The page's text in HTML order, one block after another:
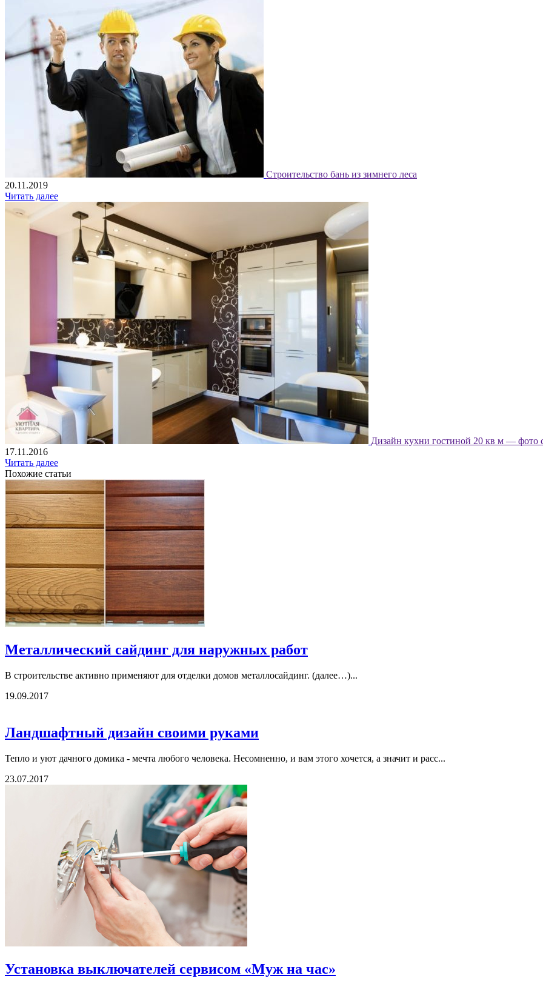
Строительство бань из зимнего леса
20.11.2019
Читать далее
Дизайн кухни гостиной 20 кв м — фото
17.11.2016
Читать далее
Похожие статьи
Металлический сайдинг для наружных работ
В строительстве активно применяют для отделки домов металлосайдинг. (далее…)...
19.09.2017
Ландшафтный дизайн своими руками
Тепло и уют дачного домика - мечта любого человека. Несомненно, и вам этого хочется, а значит и расс...
23.07.2017
Установка выключателей сервисом «Муж на час»